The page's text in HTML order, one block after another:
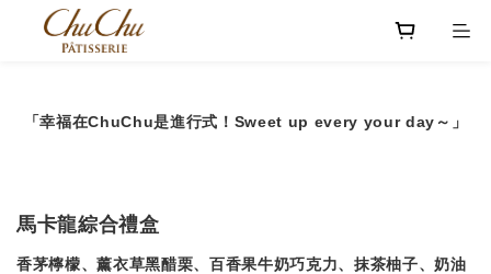
「幸福在ChuChu是進行式！Sweet up every your day～」
馬卡龍綜合禮盒
香茅檸檬、薰衣草黑醋栗、百香果牛奶巧克力、抹茶柚子、奶油